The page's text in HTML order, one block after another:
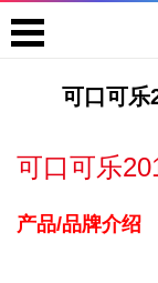
可口可乐
可口可乐
产品/品牌介绍